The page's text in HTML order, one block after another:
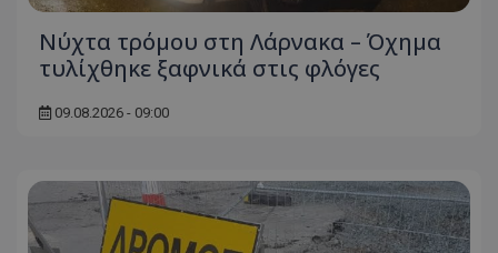
Νύχτα τρόμου στη Λάρνακα – Όχημα
τυλίχθηκε ξαφνικά στις φλόγες
09.08.2026 - 09:00